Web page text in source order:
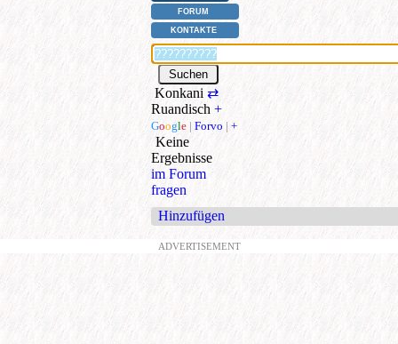
FORUM
KONTAKTE
Konkani ⇄
Ruandisch +
Google | Forvo | +
Keine
Ergebnisse
im Forum
fragen
Hinzufügen
ADVERTISEMENT